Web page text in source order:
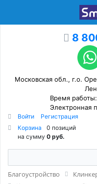
8
Московская обл., г.о.
Время
Электронная
Войти
Регистрация
Корзина
0 позиций
на сумму 0 руб.
Благоустройство